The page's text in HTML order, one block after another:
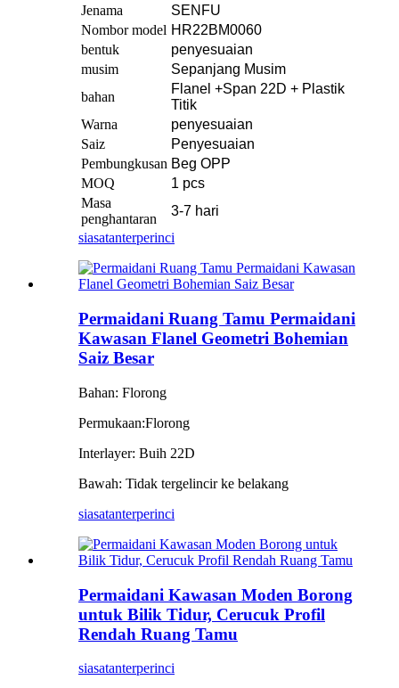
Jenama
SENFU
Nombor model HR22BM0060
bentuk
penyesuaian
musim
Sepanjang Musim
bahan
Flanel +Span 22D + Plastik
Titik
Warna
penyesuaian
Saiz
Penyesuaian
Pembungkusan Beg OPP
MOQ
1 pcs
Masa
penghantaran
3-7 hari
siasatanterperinci
Permaidani Ruang Tamu Permaidani
Kawasan Flanel Geometri Bohemian
Saiz Besar
Bahan: Florong
Permukaan:Florong
Interlayer: Buih 22D
Bawah: Tidak tergelincir ke belakang
siasatanterperinci
Permaidani Kawasan Moden Borong
untuk Bilik Tidur, Cerucuk Profil
Rendah Ruang Tamu
siasatanterperinci